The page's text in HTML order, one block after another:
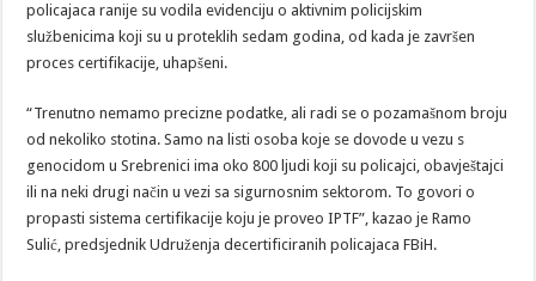
policajaca ranije su vodila evidenciju o aktivnim policijskim
službenicima koji su u proteklih sedam godina, od kada je završen
proces certifikacije, uhapšeni.
“Trenutno nemamo precizne podatke, ali radi se o pozamašnom broju
od nekoliko stotina. Samo na listi osoba koje se dovode u vezu s
genocidom u Srebrenici ima oko 800 ljudi koji su policajci, obavještajci
ili na neki drugi način u vezi sa sigurnosnim sektorom. To govori o
propasti sistema certifikacije koju je proveo IPTF”, kazao je Ramo
Sulić, predsjednik Udruženja decertificiranih policajaca FBiH.